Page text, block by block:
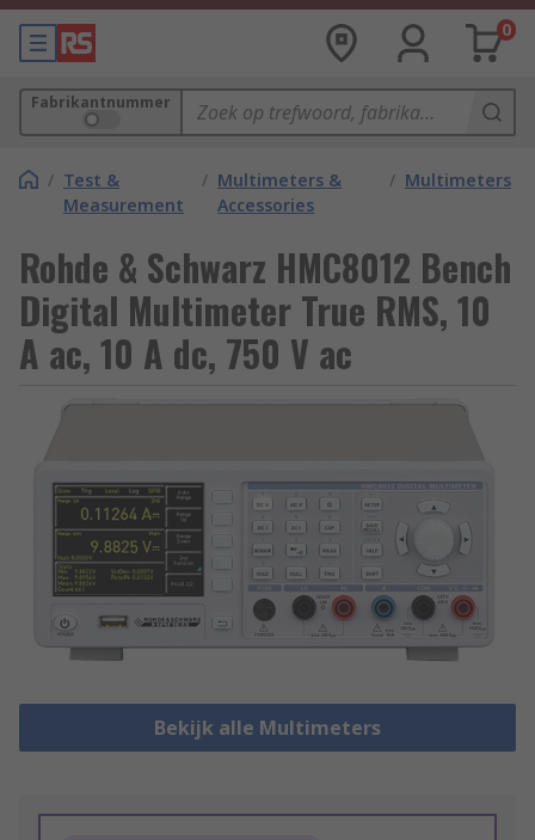
0
Fabrikantnummer
/ Test &
Measurement
/ Multimeters &
Accessories
/ Multimeters
Rohde & Schwarz HMC8012 Bench
Digital Multimeter True RMS, 10
A ac, 10 A dc, 750 V ac
Bekijk alle Multimeters